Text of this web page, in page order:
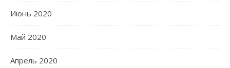
Июнь 2020
Май 2020
Апрель 2020